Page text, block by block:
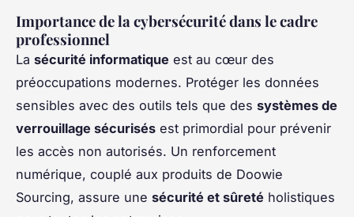
Importance de la cybersécurité dans le cadre
professionnel
La sécurité informatique est au cœur des
préoccupations modernes. Protéger les données
sensibles avec des outils tels que des systèmes de
verrouillage sécurisés est primordial pour prévenir
les accès non autorisés. Un renforcement
numérique, couplé aux produits de Doowie
Sourcing, assure une sécurité et sûreté holistiques